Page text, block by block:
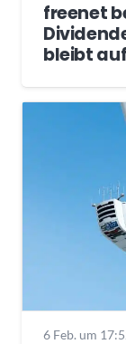
freenet
bleibt
6 Feb. um